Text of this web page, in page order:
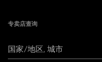
专卖店查询
国家/地区, 城市